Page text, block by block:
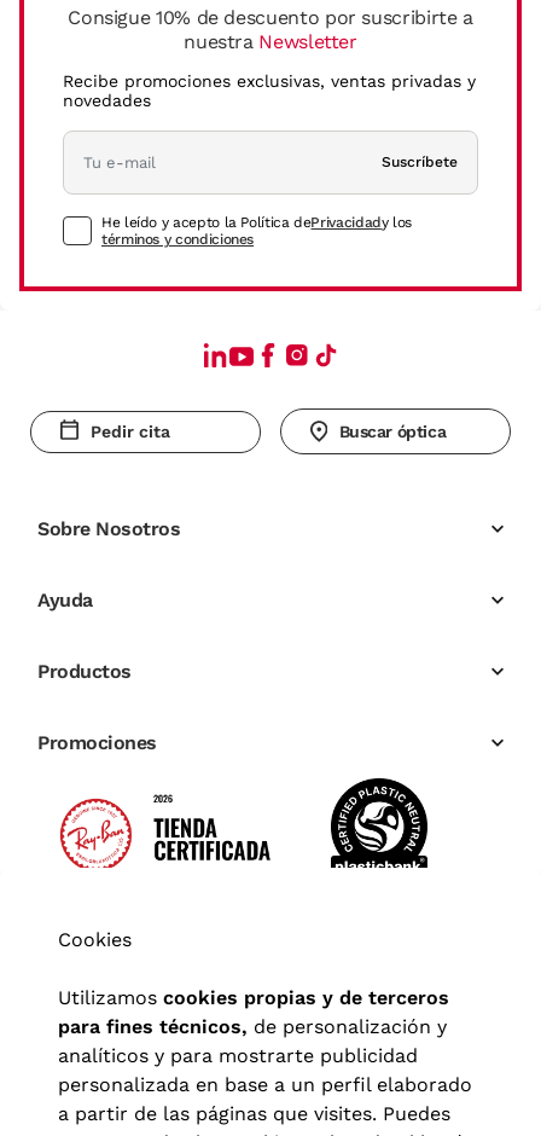
Consigue 10% de descuento por suscribirte a
nuestra Newsletter
Recibe promociones exclusivas, ventas privadas y
novedades
Suscríbete
He leído y acepto la Política dePrivacidady los
términos y condiciones
Pedir cita Buscar óptica
Sobre Nosotros
Ayuda
Productos
Promociones
Cookies
Utilizamos cookies propias y de terceros
para fines técnicos, de personalización y
analíticos y para mostrarte publicidad
personalizada en base a un perfil elaborado
a partir de las páginas que visites. Puedes